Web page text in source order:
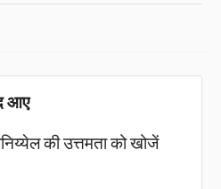
आए
की उत्तमता को खोजें